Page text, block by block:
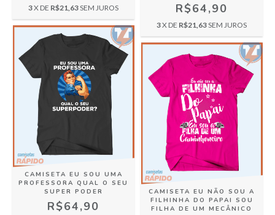
3X DE R$21,63SEM JUROS R$64,90
3X DE R$21,63SEM JUROS
CAMISETA EU SOU UMA
PROFESSORA QUAL O SEU
SUPER PODER
R$64,90
CAMISETA EU NÃO SOU A
FILHINHA DO PAPAI SOU
FILHA DE UM MECÂNICO